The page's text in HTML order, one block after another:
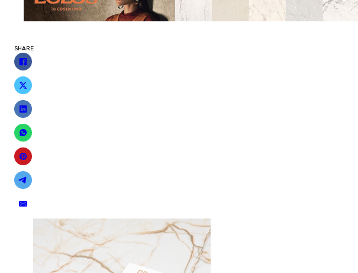
SHARE